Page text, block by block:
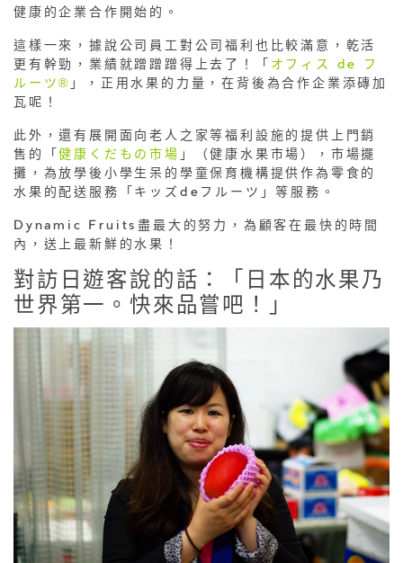
健康的企業合作開始的。
這樣一來，據說公司員工對公司福利也比較滿意，乾活
更有幹勁，業績就蹭蹭蹭得上去了！「 オフィス de フ
ルーツ® 」，正用水果的力量，在背後為合作企業添磚加
瓦呢！
此外，還有展開面向老人之家等福利設施的提供上門銷
售的「健康くだもの市場 」（健康水果市場），市場擺
攤，為放學後小學生呆的學童保育機構提供作為零食的
水果的配送服務「キッズdeフルーツ」等服務。
Dynamic Fruits盡最大的努力，為顧客在最快的時間
內，送上最新鮮的水果！
對訪日遊客說的話：「日本的水果乃
世界第一。快來品嘗吧！」